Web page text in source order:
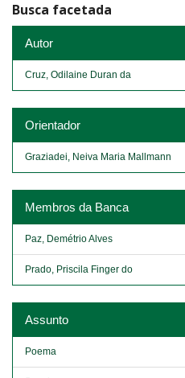
Busca facetada
Autor
Cruz, Odilaine Duran da
Orientador
Graziadei, Neiva Maria Mallmann
Membros da Banca
Paz, Demétrio Alves
Prado, Priscila Finger do
Assunto
Poema